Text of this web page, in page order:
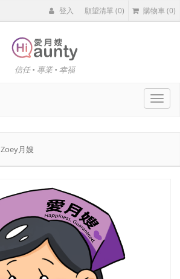
登入 願望清單(0) 購物車 (0)
信任 • 專業 • 幸福
Zoey月嫂